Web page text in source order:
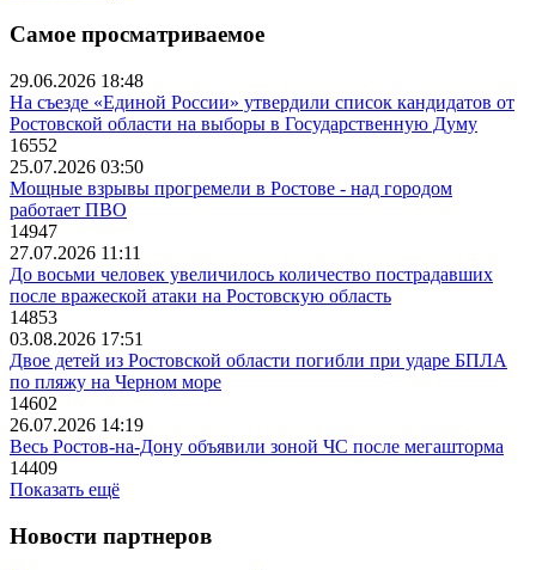
Самое просматриваемое
29.06.2026 18:48
На съезде «Единой России» утвердили список кандидатов от
Ростовской области на выборы в Государственную Думу
16552
25.07.2026 03:50
Мощные взрывы прогремели в Ростове - над городом
работает ПВО
14947
27.07.2026 11:11
До восьми человек увеличилось количество пострадавших
после вражеской атаки на Ростовскую область
14853
03.08.2026 17:51
Двое детей из Ростовской области погибли при ударе БПЛА
по пляжу на Черном море
14602
26.07.2026 14:19
Весь Ростов-на-Дону объявили зоной ЧС после мегашторма
14409
Показать ещё
Новости партнеров